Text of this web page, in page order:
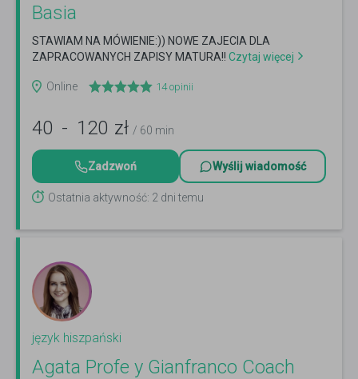
Basia
STAWIAM NA MÓWIENIE:)) NOWE ZAJECIA DLA
ZAPRACOWANYCH ZAPISY MATURA!! Czytaj więcej
Online 14opinii
40 - 120 zł / 60 min
Zadzwoń Wyślij wiadomość
Ostatnia aktywność: 2 dni temu
język hiszpański
Agata Profe y Gianfranco Coach